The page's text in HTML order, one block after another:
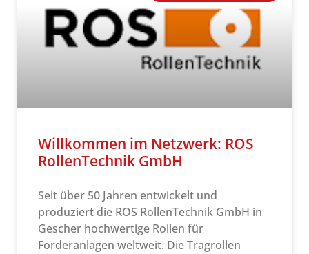
Willkommen im Netzwerk: ROS
RollenTechnik GmbH
Seit über 50 Jahren entwickelt und
produziert die ROS RollenTechnik GmbH in
Gescher hochwertige Rollen für
Förderanlagen weltweit. Die Tragrollen